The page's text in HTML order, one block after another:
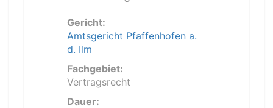
Gericht:
Amtsgericht Pfaffenhofen a.
d. Ilm
Fachgebiet:
Vertragsrecht
Dauer: